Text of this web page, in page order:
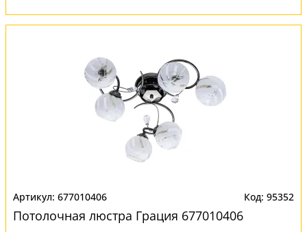
677010406 95352
Потолочная люстра Грация 677010406